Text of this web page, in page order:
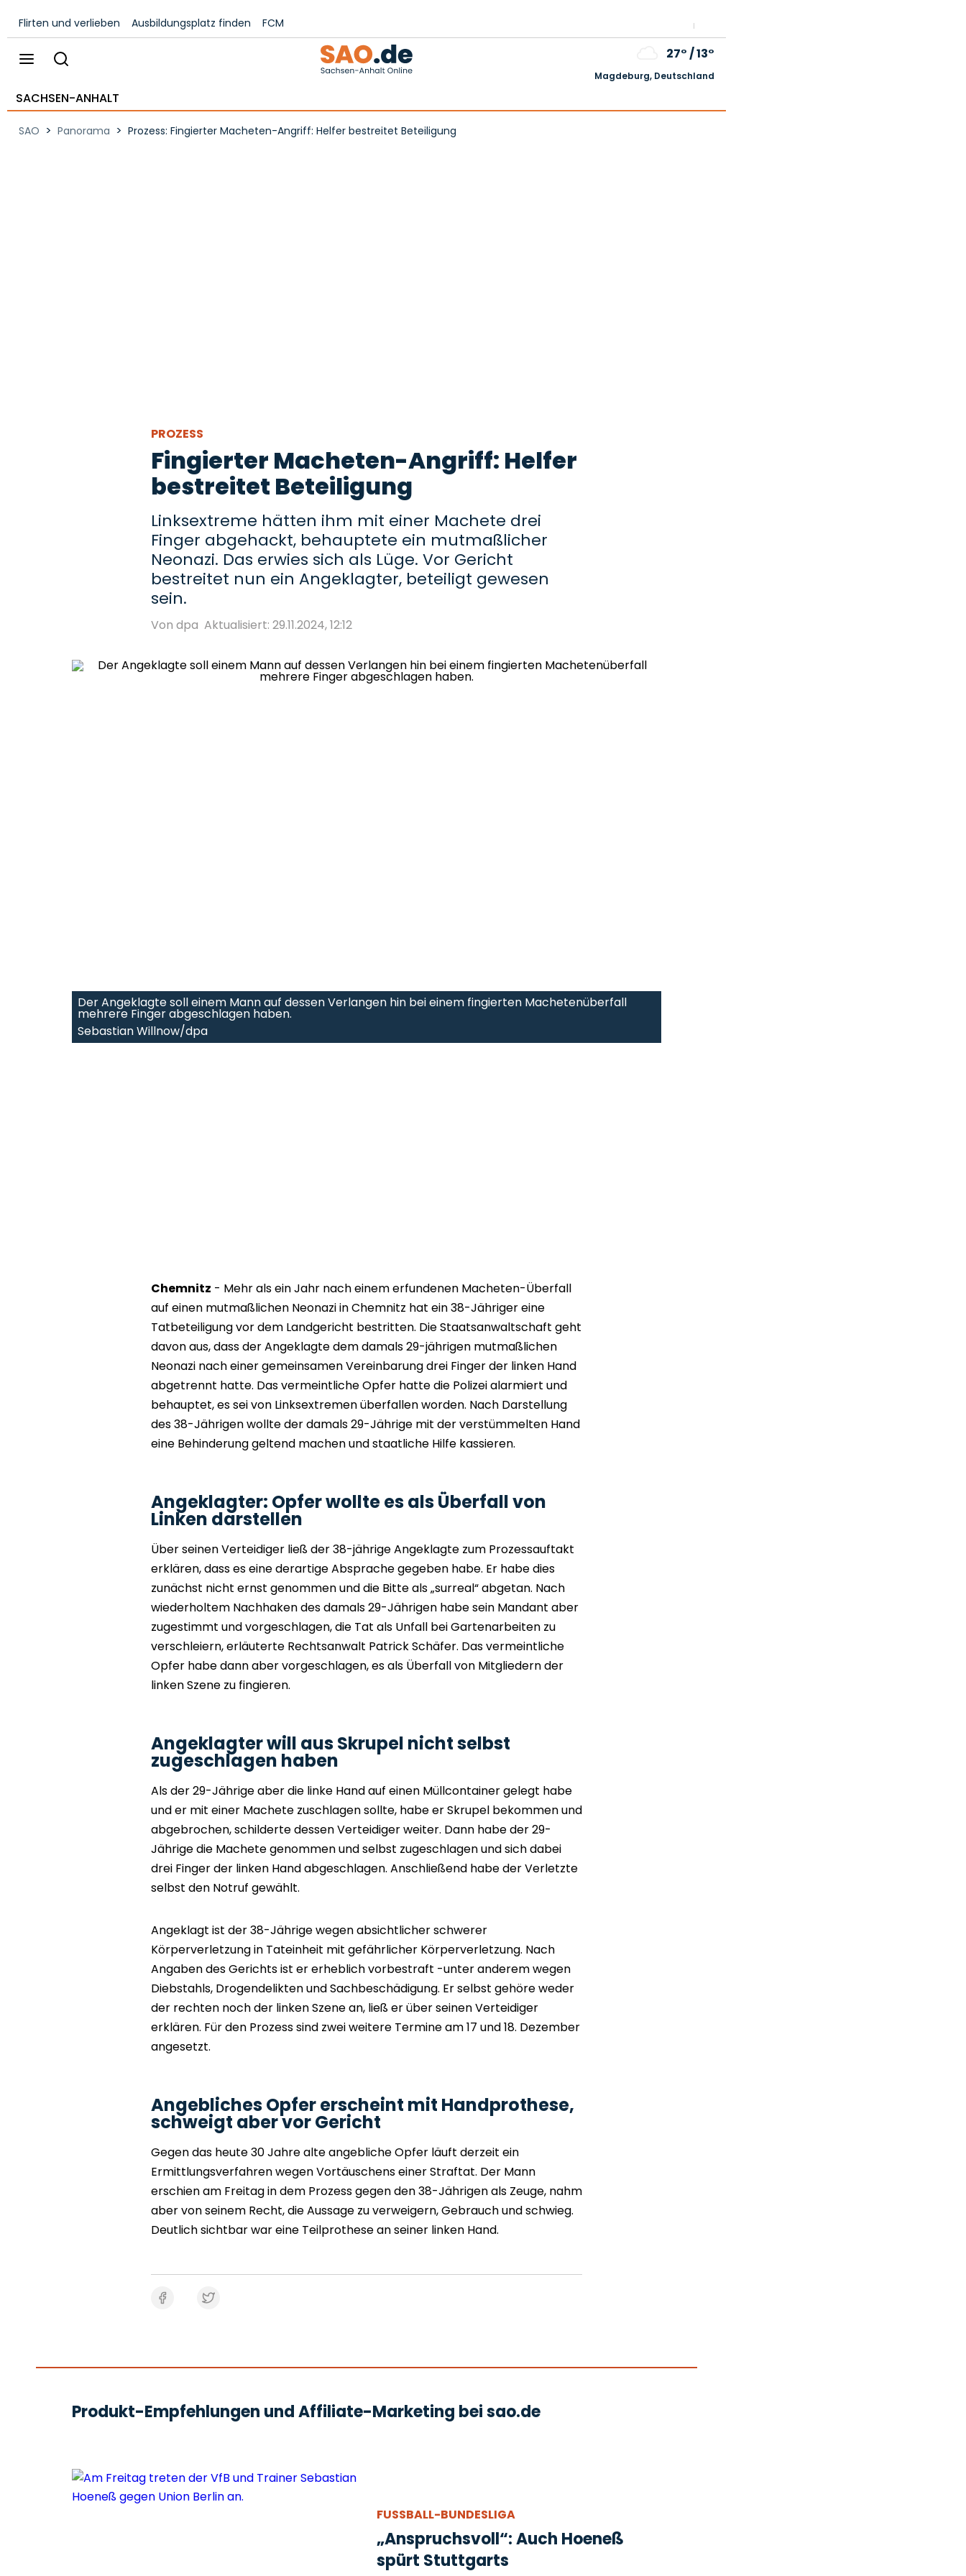
Flirten und verlieben Ausbildungsplatz finden FCM
27°/13°
Magdeburg, Deutschland
SACHSEN-ANHALT
SAO > Panorama > Prozess: Fingierter Macheten-Angriff: Helfer bestreitet Beteiligung
PROZESS
Fingierter Macheten-Angriff: Helfer
bestreitet Beteiligung
Linksextreme hätten ihm mit einer Machete drei
Finger abgehackt, behauptete ein mutmaßlicher
Neonazi. Das erwies sich als Lüge. Vor Gericht
bestreitet nun ein Angeklagter, beteiligt gewesen
sein.
Von dpa Aktualisiert: 29.11.2024, 12:12
Der Angeklagte soll einem Mann auf dessen Verlangen hin bei einem fingierten Machetenüberfall
mehrere Finger abgeschlagen haben.
Sebastian Willnow/dpa
Chemnitz - Mehr als ein Jahr nach einem erfundenen Macheten-Überfall
auf einen mutmaßlichen Neonazi in Chemnitz hat ein 38-Jähriger eine
Tatbeteiligung vor dem Landgericht bestritten. Die Staatsanwaltschaft geht
davon aus, dass der Angeklagte dem damals 29-jährigen mutmaßlichen
Neonazi nach einer gemeinsamen Vereinbarung drei Finger der linken Hand
abgetrennt hatte. Das vermeintliche Opfer hatte die Polizei alarmiert und
behauptet, es sei von Linksextremen überfallen worden. Nach Darstellung
des 38-Jährigen wollte der damals 29-Jährige mit der verstümmelten Hand
eine Behinderung geltend machen und staatliche Hilfe kassieren.
Angeklagter: Opfer wollte es als Überfall von
Linken darstellen
Über seinen Verteidiger ließ der 38-jährige Angeklagte zum Prozessauftakt
erklären, dass es eine derartige Absprache gegeben habe. Er habe dies
zunächst nicht ernst genommen und die Bitte als „surreal“ abgetan. Nach
wiederholtem Nachhaken des damals 29-Jährigen habe sein Mandant aber
zugestimmt und vorgeschlagen, die Tat als Unfall bei Gartenarbeiten zu
verschleiern, erläuterte Rechtsanwalt Patrick Schäfer. Das vermeintliche
Opfer habe dann aber vorgeschlagen, es als Überfall von Mitgliedern der
linken Szene zu fingieren.
Angeklagter will aus Skrupel nicht selbst
zugeschlagen haben
Als der 29-Jährige aber die linke Hand auf einen Müllcontainer gelegt habe
und er mit einer Machete zuschlagen sollte, habe er Skrupel bekommen und
abgebrochen, schilderte dessen Verteidiger weiter. Dann habe der 29-
Jährige die Machete genommen und selbst zugeschlagen und sich dabei
drei Finger der linken Hand abgeschlagen. Anschließend habe der Verletzte
selbst den Notruf gewählt.
Angeklagt ist der 38-Jährige wegen absichtlicher schwerer
Körperverletzung in Tateinheit mit gefährlicher Körperverletzung. Nach
Angaben des Gerichts ist er erheblich vorbestraft -unter anderem wegen
Diebstahls, Drogendelikten und Sachbeschädigung. Er selbst gehöre weder
der rechten noch der linken Szene an, ließ er über seinen Verteidiger
erklären. Für den Prozess sind zwei weitere Termine am 17 und 18. Dezember
angesetzt.
Angebliches Opfer erscheint mit Handprothese,
schweigt aber vor Gericht
Gegen das heute 30 Jahre alte angebliche Opfer läuft derzeit ein
Ermittlungsverfahren wegen Vortäuschens einer Straftat. Der Mann
erschien am Freitag in dem Prozess gegen den 38-Jährigen als Zeuge, nahm
aber von seinem Recht, die Aussage zu verweigern, Gebrauch und schwieg.
Deutlich sichtbar war eine Teilprothese an seiner linken Hand.
Produkt-Empfehlungen und Affiliate-Marketing bei sao.de
FUSSBALL-BUNDESLIGA
„Anspruchsvoll“: Auch Hoeneß
spürt Stuttgarts